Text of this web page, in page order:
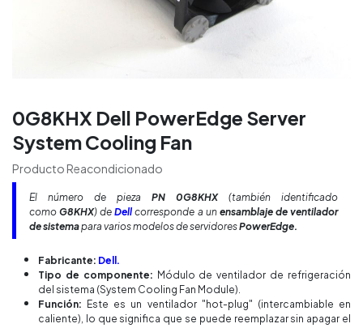
0G8KHX Dell PowerEdge Server
System Cooling Fan
Producto Reacondicionado
El número de pieza PN 0G8KHX(también identificado
comoG8KHX) deDell corresponde a un ensamblaje de ventilador
de sistemapara varios modelos de servidoresPowerEdge.
Fabricante: Dell.
Tipo de componente: Módulo de ventilador de refrigeración
del sistema (System Cooling Fan Module).
Función: Este es un ventilador "hot-plug" (intercambiable en
caliente), lo que significa que se puede reemplazar sin apagar el